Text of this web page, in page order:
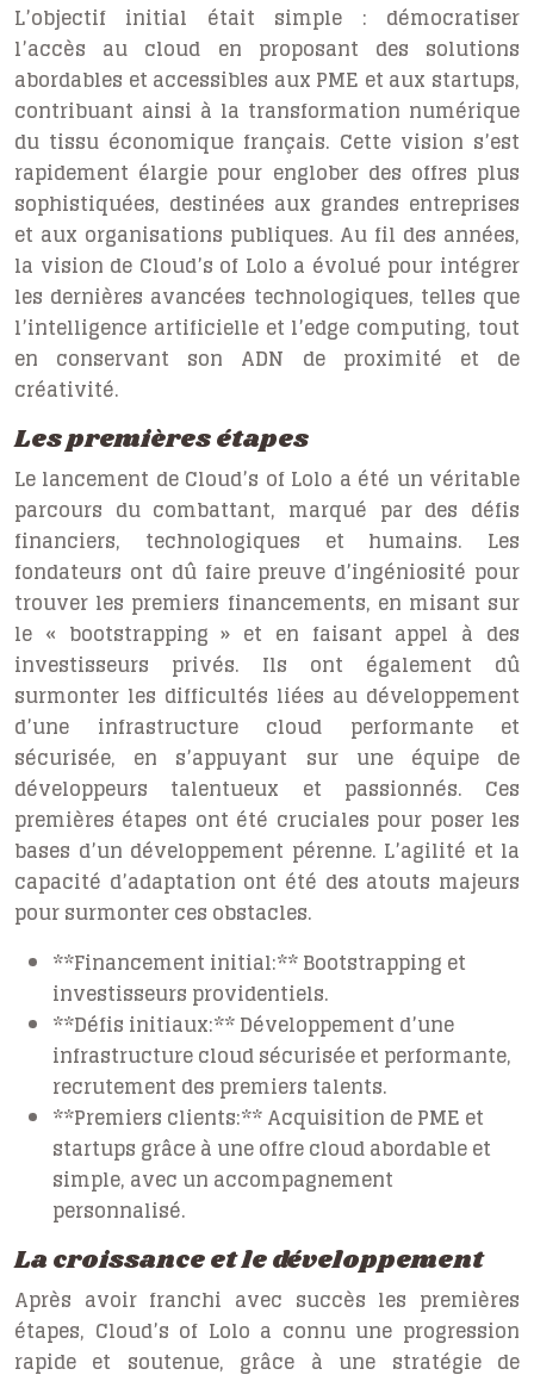
L’objectif initial était simple : démocratiser
l’accès au cloud en proposant des solutions
abordables et accessibles aux PME et aux startups,
contribuant ainsi à la transformation numérique
du tissu économique français. Cette vision s’est
rapidement élargie pour englober des offres plus
sophistiquées, destinées aux grandes entreprises
et aux organisations publiques. Au fil des années,
la vision de Cloud’s of Lolo a évolué pour intégrer
les dernières avancées technologiques, telles que
l’intelligence artificielle et l’edge computing, tout
en conservant son ADN de proximité et de
créativité.
Les premières étapes
Le lancement de Cloud’s of Lolo a été un véritable
parcours du combattant, marqué par des défis
financiers, technologiques et humains. Les
fondateurs ont dû faire preuve d’ingéniosité pour
trouver les premiers financements, en misant sur
le « bootstrapping » et en faisant appel à des
investisseurs privés. Ils ont également dû
surmonter les difficultés liées au développement
d’une infrastructure cloud performante et
sécurisée, en s’appuyant sur une équipe de
développeurs talentueux et passionnés. Ces
premières étapes ont été cruciales pour poser les
bases d’un développement pérenne. L’agilité et la
capacité d’adaptation ont été des atouts majeurs
pour surmonter ces obstacles.
**Financement initial:** Bootstrapping et
investisseurs providentiels.
**Défis initiaux:** Développement d’une
infrastructure cloud sécurisée et performante,
recrutement des premiers talents.
**Premiers clients:** Acquisition de PME et
startups grâce à une offre cloud abordable et
simple, avec un accompagnement
personnalisé.
La croissance et le développement
Après avoir franchi avec succès les premières
étapes, Cloud’s of Lolo a connu une progression
rapide et soutenue, grâce à une stratégie de